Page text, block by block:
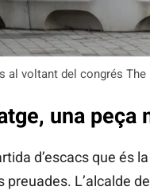
al voltant del congrés
una
d’escacs que és
preuades. L’alcalde